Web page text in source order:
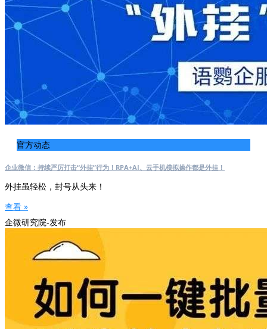
官方动态
企业微信：持续严厉打击“外挂”行为！RPA+AI、云手机模拟操作都是外挂！
外挂虽轻松，封号从头来！
查看 »
企微研究院-发布